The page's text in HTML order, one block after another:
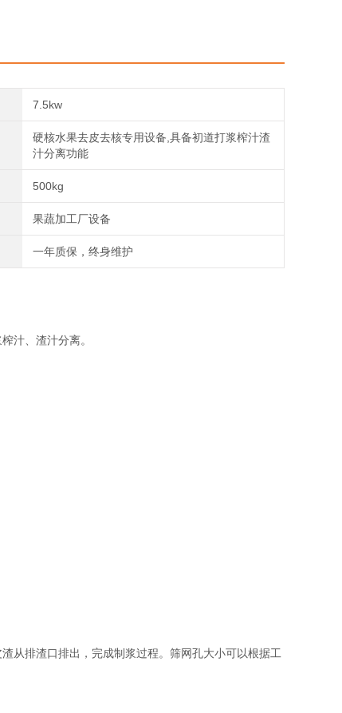
7.5kw
硬核水果去皮去核专用设备,具备初道打浆榨汁渣
汁分离功能
500kg
果蔬加工厂设备
一年质保，终身维护
汁、渣汁分离。
排渣口排出，完成制浆过程。筛网孔大小可以根据工